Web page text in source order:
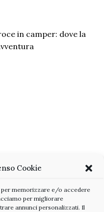
Cookie
memorizzare e/o accedere
per migliorare
annunci personalizzati. Il
in camper: dove la